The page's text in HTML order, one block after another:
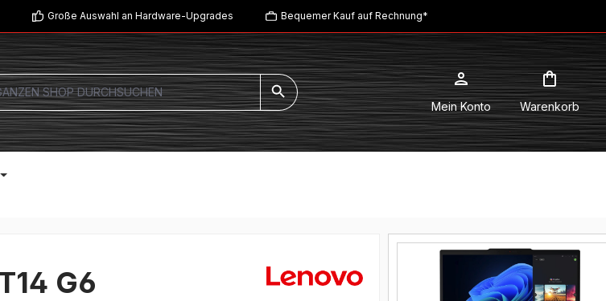
Große Auswahl an Hardware-Upgrades Bequemer Kauf auf Rechnung*
Mein Konto Warenkorb
G6